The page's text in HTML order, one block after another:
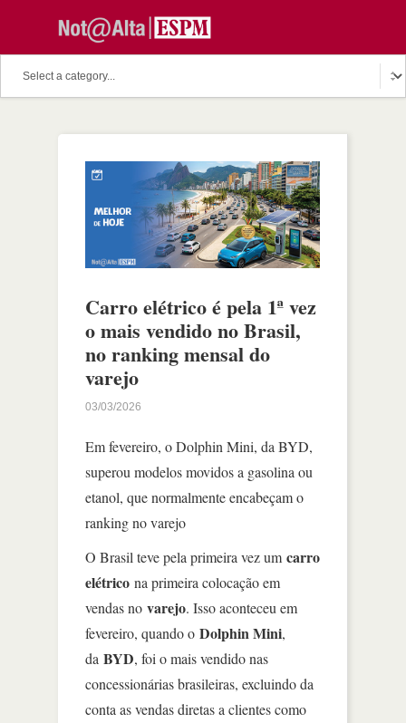
Carro elétrico é pela 1ª vez
o mais vendido no Brasil,
no ranking mensal do
varejo
03/03/2026
Em fevereiro, o Dolphin Mini, da BYD,
superou modelos movidos a gasolina ou
etanol, que normalmente encabeçam o
ranking no varejo
O Brasil teve pela primeira vez um carro
elétrico na primeira colocação em
vendas no varejo. Isso aconteceu em
fevereiro, quando o Dolphin Mini,
da BYD, foi o mais vendido nas
concessionárias brasileiras, excluindo da
conta as vendas diretas a clientes como